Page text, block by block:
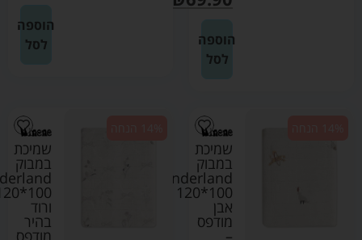
הוספה
לסל
הוספה
לסל
שמיכת
במבוק
Wonderland
120*100
אבן
מודפס
–
שמיכת
במבוק
ורוד
בהיר
מודפס